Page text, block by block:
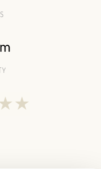
★